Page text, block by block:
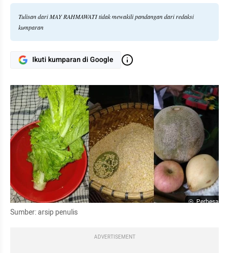
Tulisan dari MAY RAHMAWATI tidak mewakili pandangan dari redaksi
kumparan
Ikuti kumparan di Google
Perbesar
Sumber: arsip penulis
ADVERTISEMENT